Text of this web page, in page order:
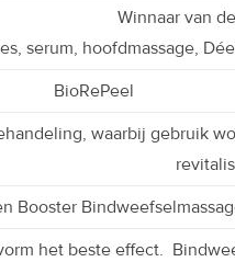
Winnaar van de
serum, hoofdmassage,
BioRePeel
waarbij gebruik
Booster
het beste effect.